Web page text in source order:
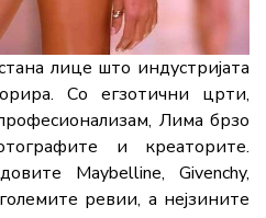
лице што индустријата
Со егзотични црти,
Лима брзо
и креаторите.
Maybelline, Givenchy,
ревии, а нејзините